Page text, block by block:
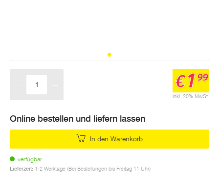
inkl. 20% MwSt.
€1 99
Online bestellen und liefern lassen
In den Warenkorb
verfügbar
Lieferzeit: 1-2 Werktage (Bei Bestellungen bis Freitag 11 Uhr)